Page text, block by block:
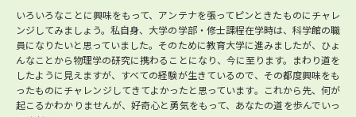
いろいろなことに興味をもって、アンテナを張ってピンときたものにチャレ
ンジしてみましょう。私自身、大学の学部・修士課程在学時は、科学館の職
員になりたいと思っていました。そのために教育大学に進みましたが、ひょ
んなことから物理学の研究に携わることになり、今に至ります。まわり道を
したように見えますが、すべての経験が生きているので、その都度興味をも
ったものにチャレンジしてきてよかったと思っています。これから先、何が
起こるかわかりませんが、好奇心と勇気をもって、あなたの道を歩んでいっ